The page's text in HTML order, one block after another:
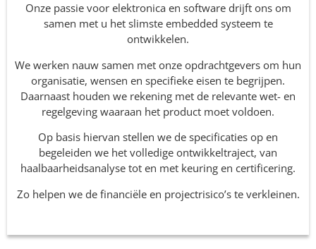
Onze passie voor elektronica en software drijft ons om
samen met u het slimste embedded systeem te
ontwikkelen.
We werken nauw samen met onze opdrachtgevers om hun
organisatie, wensen en specifieke eisen te begrijpen.
Daarnaast houden we rekening met de relevante wet- en
regelgeving waaraan het product moet voldoen.
Op basis hiervan stellen we de specificaties op en
begeleiden we het volledige ontwikkeltraject, van
haalbaarheidsanalyse tot en met keuring en certificering.
Zo helpen we de financiële en projectrisico’s te verkleinen.